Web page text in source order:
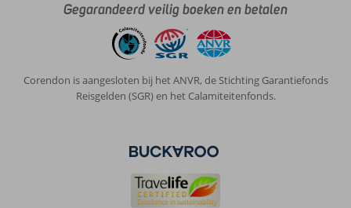
Gegarandeerd veilig boeken en betalen
Corendon is aangesloten bij het ANVR, de Stichting Garantiefonds
Reisgelden (SGR) en het Calamiteitenfonds.